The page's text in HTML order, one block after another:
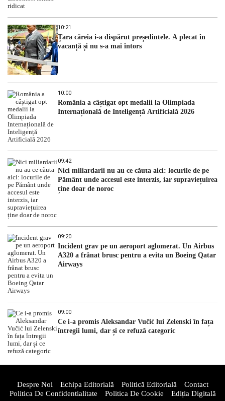
10:21
Țara căreia i-a dispărut președintele. A plecat în
vacanță și nu s-a mai întors
10:00
România a câștigat opt medalii la Olimpiada
Internațională de Inteligență Artificială 2026
09:42
Nici miliardarii nu au ce căuta aici: locurile de pe
Pământ unde accesul este interzis, iar supraviețuirea
ține doar de noroc
09:20
Incident grav pe un aeroport aglomerat. Un Airbus
A320 a frânat brusc pentru a evita un Boeing Qatar
Airways
09:00
Ce i-a promis Aleksandar Vučić lui Zelenski în fața
întregii lumi, dar și ce refuză categoric
Despre Noi Echipa Editorială Politică Editorială
Contact
Politica De Confidentialitate
Politica De Cookie Ediția Digitală